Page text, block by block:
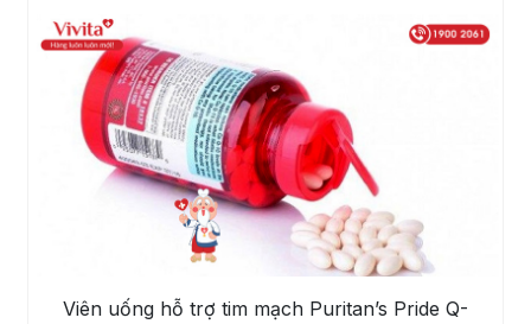
Viên uống hỗ trợ tim mạch Puritan’s Pride Q-